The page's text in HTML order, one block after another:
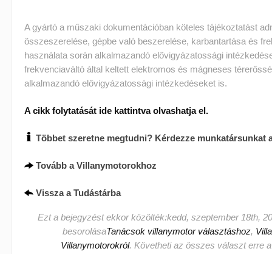
A gyártó a műszaki dokumentációban köteles tájékoztatást
összeszerelése, gépbe való beszerelése, karbantartása és
használata során alkalmazandó elővigyázatossági
frekvenciaváltó által keltett elektromos és mágneses
alkalmazandó elővigyázatossági intézkedéseket is.
A cikk folytatását ide kattintva olvashatja el.
Többet szeretne megtudni? Kérdezze munkatársunkat
Tovább a Villanymotorokhoz
Vissza a Tudástárba
Ezt a bejegyzést ekkor közölték:kedd, szeptember 18th,
besorolásaTanácsok villanymotor választáshoz,
Villanymotorokról. Követheti az összes választ erre